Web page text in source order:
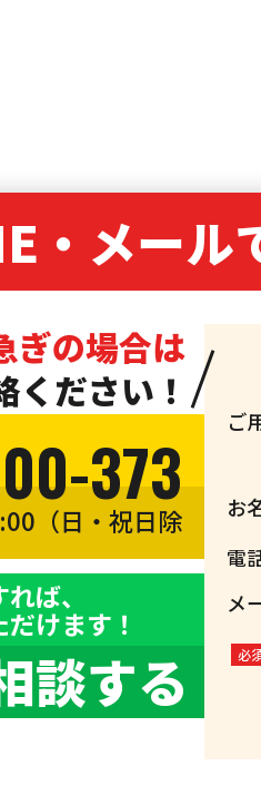
・ メール
ぎの場合は
ください！
373
（日・祝日除
ば、
けます！
談する
ご
お
電
メ
必